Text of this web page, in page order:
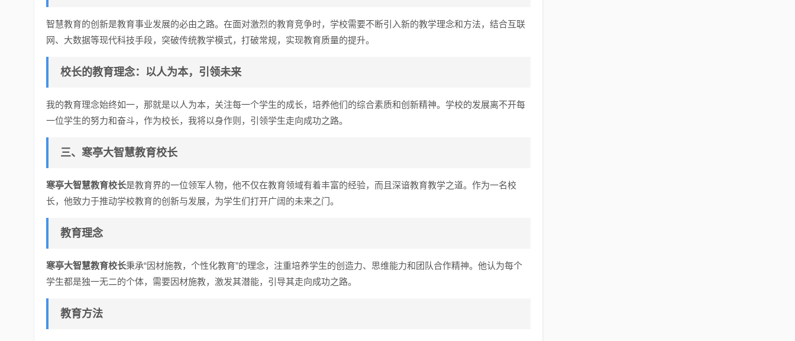
智慧教育的创新是教育事业发展的必由之路。在面对激烈的教育竞争时，学校需要不断引入新的教学理念和方法，结合互联
网、大数据等现代科技手段，突破传统教学模式，打破常规，实现教育质量的提升。
校长的教育理念： 以人为本，引领未来
我的教育理念始终如一，那就是以人为本，关注每一个学生的成长，培养他们的综合素质和创新精神。学校的发展离不开每
一位学生的努力和奋斗，作为校长，我将以身作则，引领学生走向成功之路。
三、寒亭大智慧教育校长
寒亭大智慧教育校长是教育界的一位领军人物，他不仅在教育领域有着丰富的经验，而且深谙教育教学之道。作为一名校
长，他致力于推动学校教育的创新与发展，为学生们打开广阔的未来之门。
教育理念
寒亭大智慧教育校长秉承“因材施教，个性化教育”的理念，注重培养学生的创造力、思维能力和团队合作精神。他认为每个
学生都是独一无二的个体，需要因材施教，激发其潜能，引导其走向成功之路。
教育方法